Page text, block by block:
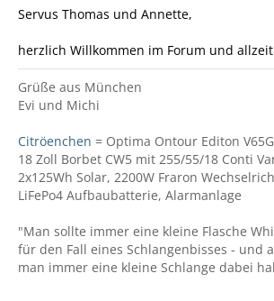
Servus Thomas und Annette,
herzlich Willkommen im Forum und
Grüße aus München
Evi und Michi
Citröenchen = Optima Ontour Editon
18 Zoll Borbet CW5 mit 255/55/18 Conti
2x125Wh Solar, 2200W Fraron
LiFePo4 Aufbaubatterie, Alarmanlage
"Man sollte immer eine kleine Flasche
für den Fall eines Schlangenbisses - und
man immer eine kleine Schlange dabei